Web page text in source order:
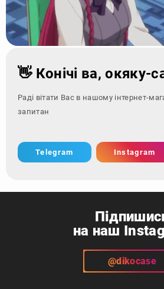
👋 Конічі ва, окяку-
Раді вітати Вас в нашому інтернет-
запитання - зверніт
Telegram Instagram
на наш
@dikocase